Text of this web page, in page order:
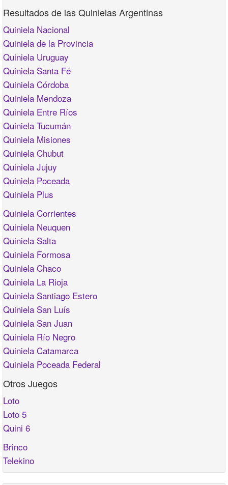
Resultados de las Quinielas Argentinas
Quiniela Nacional
Quiniela de la Provincia
Quiniela Uruguay
Quiniela Santa Fé
Quiniela Córdoba
Quiniela Mendoza
Quiniela Entre Ríos
Quiniela Tucumán
Quiniela Misiones
Quiniela Chubut
Quiniela Jujuy
Quiniela Poceada
Quiniela Plus
Quiniela Corrientes
Quiniela Neuquen
Quiniela Salta
Quiniela Formosa
Quiniela Chaco
Quiniela La Rioja
Quiniela Santiago Estero
Quiniela San Luís
Quiniela San Juan
Quiniela Río Negro
Quiniela Catamarca
Quiniela Poceada Federal
Otros Juegos
Loto
Loto 5
Quini 6
Brinco
Telekino